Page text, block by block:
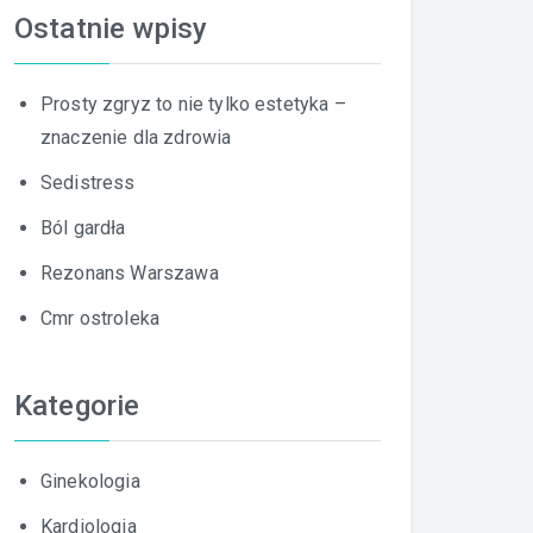
Ostatnie wpisy
Prosty zgryz to nie tylko estetyka –
znaczenie dla zdrowia
Sedistress
Ból gardła
Rezonans Warszawa
Cmr ostroleka
Kategorie
Ginekologia
Kardiologia